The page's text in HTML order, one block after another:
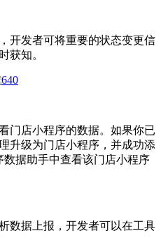
开发者可将重要的状态变更信
获知。
门店小程序的数据。如果你已
升级为门店小程序，并成功添
据助手中查看该门店小程序
数据上报，开发者可以在工具